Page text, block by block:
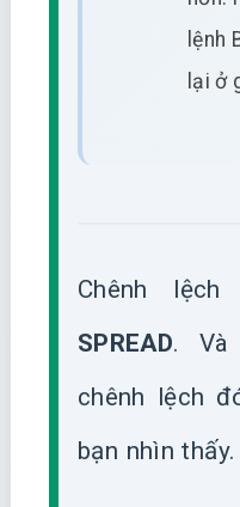
lệnh
lại ở
Chênh
SPREAD. Và
chênh lệch
bạn nhìn thấy.